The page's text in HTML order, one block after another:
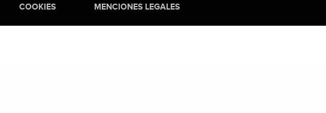
COOKIES MENCIONES LEGALES